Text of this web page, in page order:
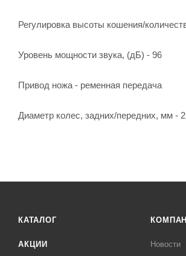
Регулировка высоты кошения/
Уровень мощности звука, (дБ) - 96
Привод ножа - ременная передача
Диаметр колес, задних/передних, мм -
КАТАЛОГ
АКЦИИ
Новости